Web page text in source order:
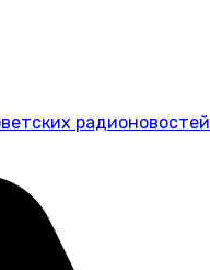
радионовостей